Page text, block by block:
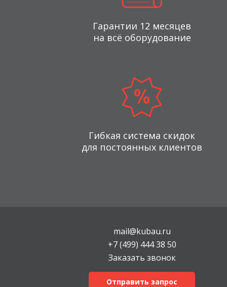
Гарантии 12 месяцев
на всё оборудование
Гибкая система скидок
для постоянных клиентов
mail@kubau.ru
+7 (499) 444 38 50
Заказать звонок
Отправить запрос